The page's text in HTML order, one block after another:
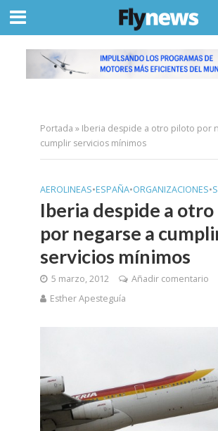
Portada » Iberia despide a otro piloto por
cumplir servicios mínimos
AEROLINEAS•ESPAÑA•ORGANIZACIONES•
Iberia despide a
por negarse a
servicios mínimos
5 marzo, 2012
Añadir comentario
Esther Apesteguía